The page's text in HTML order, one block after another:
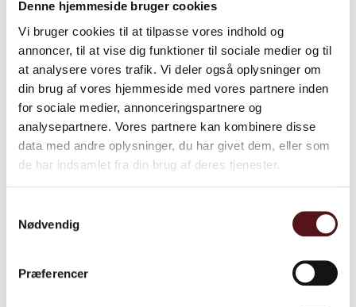
Denne hjemmeside bruger cookies
Vi bruger cookies til at tilpasse vores indhold og
annoncer, til at vise dig funktioner til sociale medier og til
at analysere vores trafik. Vi deler også oplysninger om
din brug af vores hjemmeside med vores partnere inden
for sociale medier, annonceringspartnere og
analysepartnere. Vores partnere kan kombinere disse
data med andre oplysninger, du har givet dem, eller som
de har indsamlet fra din brug af deres tjenester.
Nødvendig
Præferencer
Er der eksamen?
Få besked når vi åbner for tilmeldingen
kontakter vi dig, når vi har en dato.